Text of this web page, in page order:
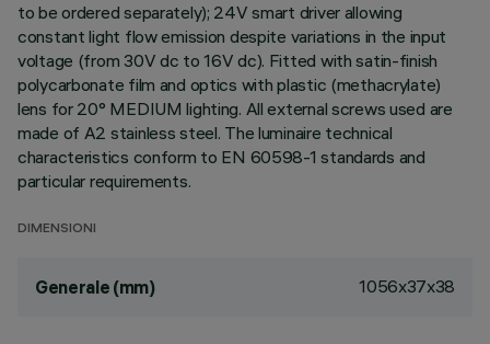
to be ordered separately); 24V smart driver allowing
constant light flow emission despite variations in the input
voltage (from 30V dc to 16V dc). Fitted with satin-finish
polycarbonate film and optics with plastic (methacrylate)
lens for 20° MEDIUM lighting. All external screws used are
made of A2 stainless steel. The luminaire technical
characteristics conform to EN 60598-1 standards and
particular requirements.
DIMENSIONI
Generale (mm) 1056x37x38